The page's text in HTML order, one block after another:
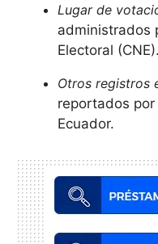
Lugar de
administrados
Electoral (CNE).
Otros registros
reportados
Ecuador.